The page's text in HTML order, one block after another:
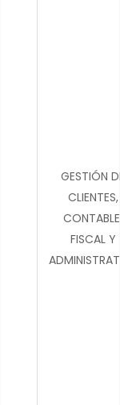
GESTIÓN
CLIENTES,
FISCAL Y